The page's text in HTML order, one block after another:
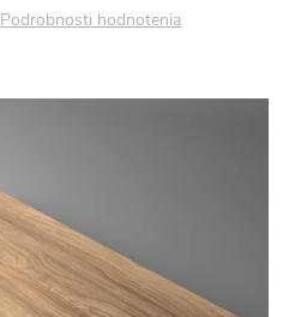
Podrobnosti hodnotenia